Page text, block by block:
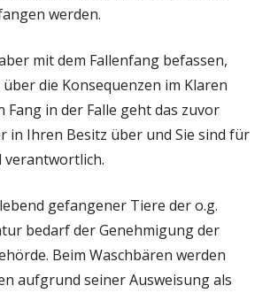
werden.
mit dem Fallenfang befassen,
die Konsequenzen im Klaren
Fang in der Falle geht das zuvor
in Ihren Besitz über und Sie sind für
verantwortlich.
gefangener Tiere der o.g.
bedarf der Genehmigung der
Beim Waschbären werden
aufgrund seiner Ausweisung als